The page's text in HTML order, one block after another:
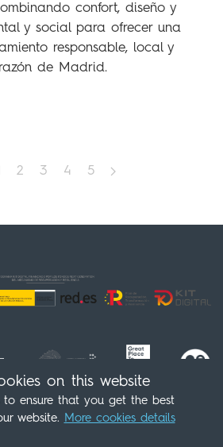
confort, diseño y
y social para ofrecer una
responsable, local y
de Madrid.
2 3 4 5
(+34) 91 539 98 07
on this website
to ensure that you get the best
website. More cookies details